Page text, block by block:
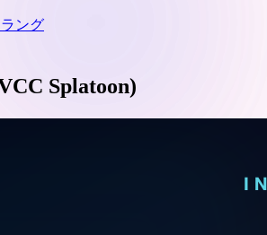
ング
Splatoon)